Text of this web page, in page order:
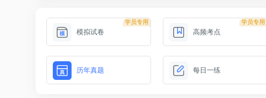
学员专用
模拟试卷
学员专用
高频考点
历年真题 每日一练